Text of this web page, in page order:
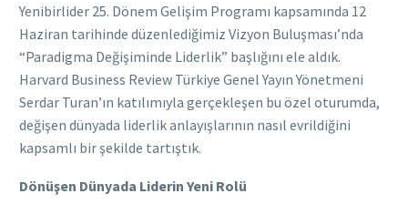
Yenibirlider 25. Dönem Gelişim Programı kapsamında 12
Haziran tarihinde düzenlediğimiz Vizyon Buluşması’nda
“Paradigma Değişiminde Liderlik” başlığını ele aldık.
Harvard Business Review Türkiye Genel Yayın Yönetmeni
Serdar Turan’ın katılımıyla gerçekleşen bu özel oturumda,
değişen dünyada liderlik anlayışlarının nasıl evrildiğini
kapsamlı bir şekilde tartıştık.
Dönüşen Dünyada Liderin Yeni Rolü